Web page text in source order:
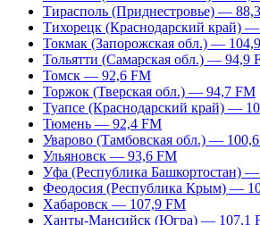
Тирасполь (Приднестровье) —
Тихорецк (Краснодарский край)
Токмак (Запорожская обл.) —
Тольятти (Самарская обл.) — 94,9
Томск — 92,6 FM
Торжок (Тверская обл.) — 94,7 FM
Туапсе (Краснодарский край) —
Тюмень — 92,4 FM
Уварово (Тамбовская обл.) —
Ульяновск — 93,6 FM
Уфа (Республика Башкортостан)
Феодосия (Республика Крым) —
Хабаровск — 107,9 FM
Ханты-Мансийск (Югра) — 107,1